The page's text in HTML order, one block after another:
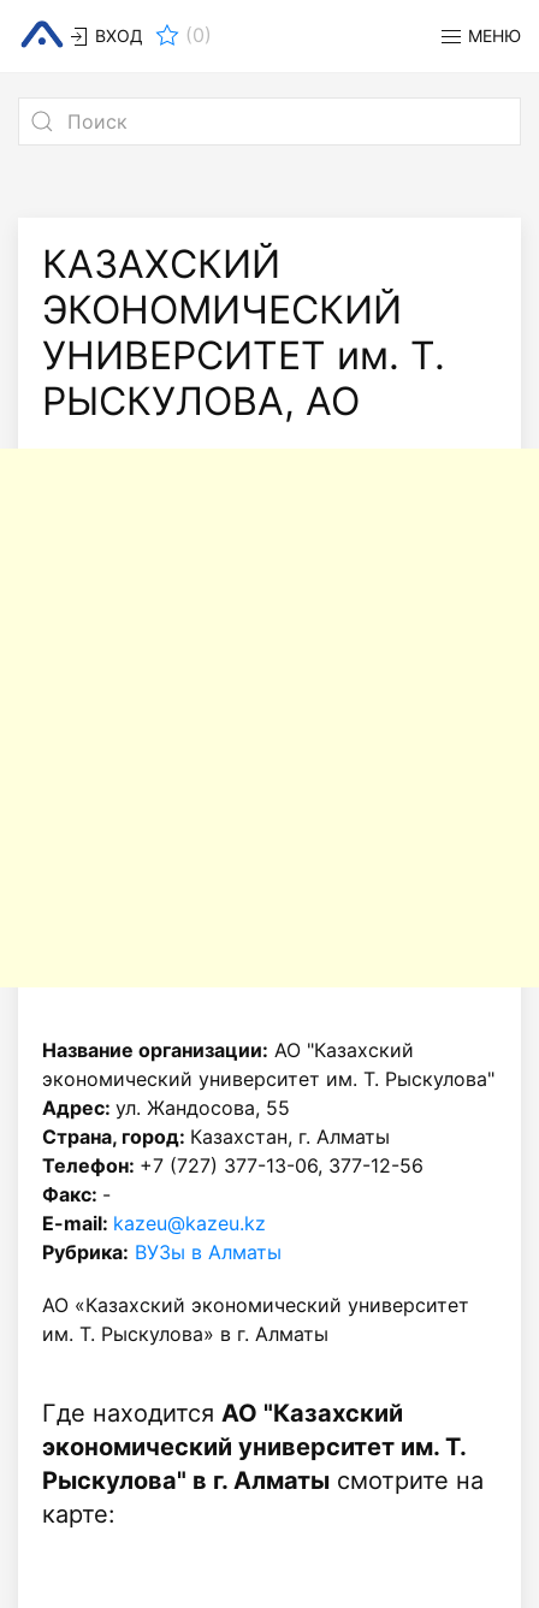
ВХОД (0) МЕНЮ
КАЗАХСКИЙ
ЭКОНОМИЧЕСКИЙ
УНИВЕРСИТЕТ им. Т.
РЫСКУЛОВА, АО
Название организации: АО "Казахский
экономический университет им. Т. Рыскулова"
Адрес: ул. Жандосова, 55
Страна, город: Казахстан, г. Алматы
Телефон: +7 (727) 377-13-06, 377-12-56
Факс: -
E-mail: kazeu@kazeu.kz
Рубрика: ВУЗы в Алматы
АО «Казахский экономический университет
им. Т. Рыскулова» в г. Алматы
Где находится АО "Казахский
экономический университет им. Т.
Рыскулова" в г. Алматы смотрите на
карте: